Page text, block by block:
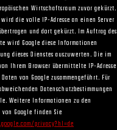
Wirtschaftsraum zuvor gekürzt.
die volle IP-Adresse an einen Server
und dort gekürzt. Im Auftrag des
wird Google diese Informationen
dieses Dienstes auszuwerten. Die im
Ihrem Browser übermittelte IP-Adresse
von Google zusammengeführt. Für
Datenschutzbestimmungen
Weitere Informationen zu den
Google finden Sie
privacy?hl=de